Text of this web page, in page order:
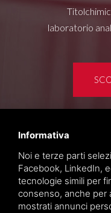
laboratorio
Area clienti
Privacy policy
Sitemap
TITOLCHIMICA
Informativa
Noi e terze parti
Facebook, LinkedIn,
tecnologie simili per
consenso, anche per
mostrati annunci